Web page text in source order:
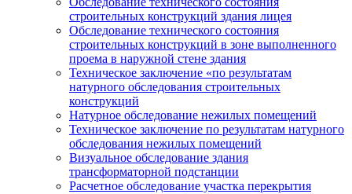
строительных конструкций здания лицея
Обследование технического состояния
строительных конструкций в зоне выполненного
проема в наружной стене здания
Техническое заключение «по результатам
натурного обследования строительных
конструкций
Натурное обследование нежилых помещений
Техническое заключение по результатам натурного
обследования нежилых помещений
Визуальное обследование здания
трансформаторной подстанции
Расчетное обследование участка перекрытия